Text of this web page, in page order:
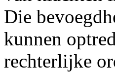
Die
kunnen
rechterlijke